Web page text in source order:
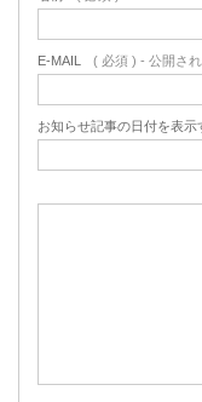
E-MAIL ( 必須 ) - 公開さ
お知らせ記事の日付を表示